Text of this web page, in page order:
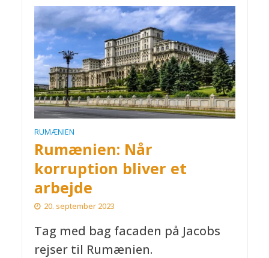
RUMÆNIEN
Rumænien: Når
korruption bliver et
arbejde
20. september 2023
Tag med bag facaden på Jacobs
rejser til Rumænien.